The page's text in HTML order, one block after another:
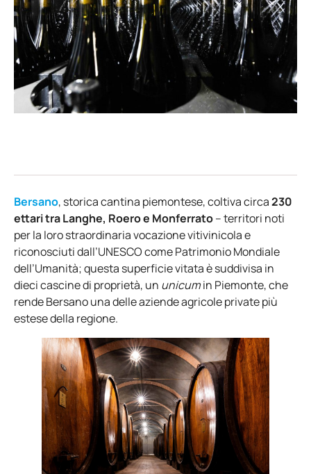
Bersano, storica cantina piemontese, coltiva circa230
ettari tra Langhe, Roero e Monferrato– territori noti
per la loro straordinaria vocazione vitivinicola e
riconosciuti dall’UNESCO come Patrimonio Mondiale
dell’Umanità; questa superficie vitata è suddivisa in
dieci cascine di proprietà, un unicumin Piemonte, che
rende Bersano una delle aziende agricole private più
estese della regione.